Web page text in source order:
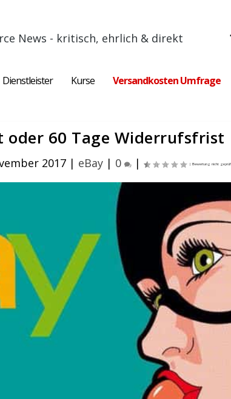
News - kritisch, ehrlich & direkt
Dienstleister Kurse Versandkosten Umfrage
oder 60 Tage Widerrufsfrist
2017| eBay| 0 |